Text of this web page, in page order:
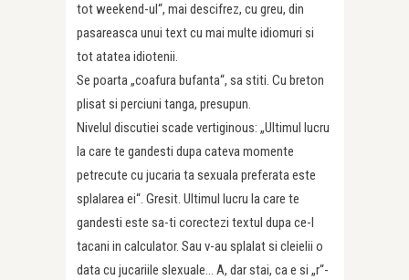
tot weekend-ul“, mai descifrez, cu greu, din
pasareasca unui text cu mai multe idiomuri si
tot atatea idiotenii.
Se poarta „coafura bufanta“, sa stiti. Cu breton
plisat si perciuni tanga, presupun.
Nivelul discutiei scade vertiginous: „Ultimul lucru
la care te gandesti dupa cateva momente
petrecute cu jucaria ta sexuala preferata este
splalarea ei“. Gresit. Ultimul lucru la care te
gandesti este sa-ti corectezi textul dupa ce-l
tacani in calculator. Sau v-au splalat si cleielii o
data cu jucariile slexuale… A, dar stai, ca e si „r“-